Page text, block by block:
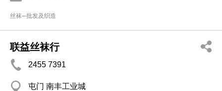
丝袜─批发及织造
联益丝袜行
2455 7391
屯门 南丰工业城